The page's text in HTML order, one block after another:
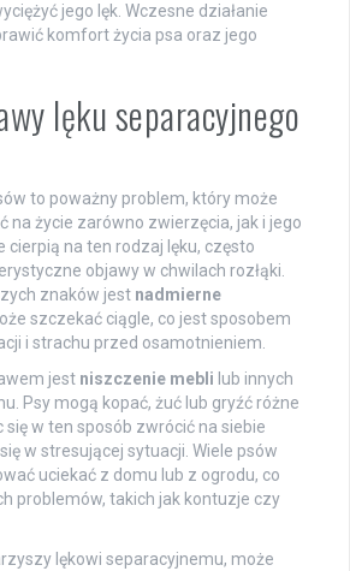
jego lęk. Wczesne działanie
komfort życia psa oraz jego
lęku separacyjnego
to poważny problem, który może
na życie zarówno zwierzęcia, jak i jego
cierpią na ten rodzaj lęku, często
objawy w chwilach rozłąki.
znaków jest nadmierne
szczekać ciągle, co jest sposobem
i strachu przed osamotnieniem.
jest niszczenie mebli lub innych
Psy mogą kopać, żuć lub gryźć różne
w ten sposób zwrócić na siebie
w stresującej sytuacji. Wiele psów
uciekać z domu lub z ogrodu, co
problemów, takich jak kontuzje czy
lękowi separacyjnemu, może